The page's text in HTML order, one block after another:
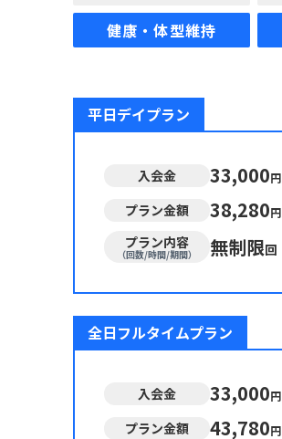
健康・体型維持
平日デイプラン
入会金 33,000円
プラン金額 38,280円
プラン内容
（回数/時間/期間） 無制限回
全日フルタイムプラン
入会金 33,000円
プラン金額 43,780円